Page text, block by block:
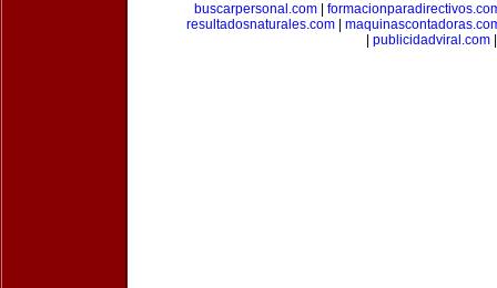
buscarpersonal.com|
resultadosnaturales.com|
publicidadviral.com